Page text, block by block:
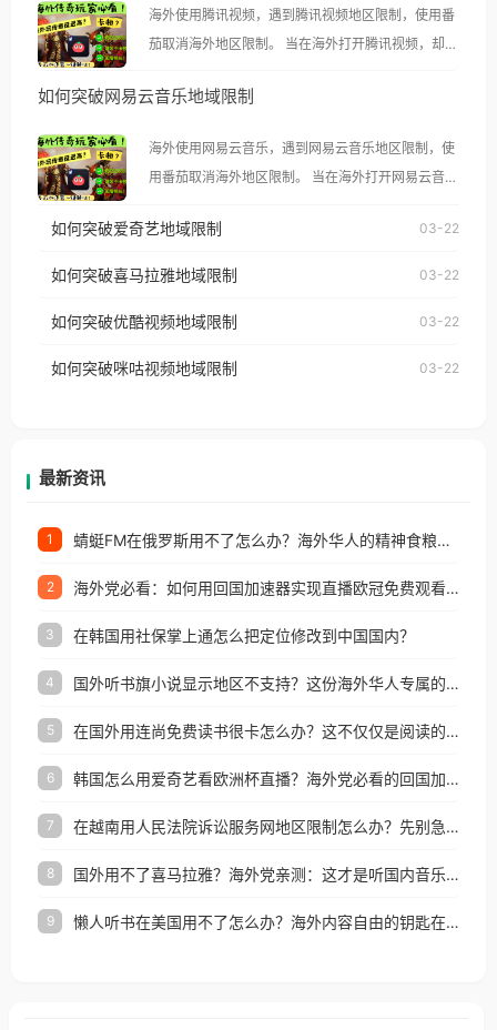
海外使用腾讯视频，遇到腾讯视频地区限制，使用番
茄取消海外地区限制。 当在海外打开腾讯视频，却突
示语。 海外用户如香港、澳门、台湾、美国、加拿
像其他音乐平台一样，出现地区及版权限制问题，且
仅能在中国大陆地区播放。 遇到这个问题的朋友们，
使用番茄回国加速器，即可解决「海外用户收听腾讯
台湾、美国、加拿大、澳大利亚、欧洲等国家和地区
权限制所困扰。
如何突破网易云音乐地域限制
海外使用网易云音乐，遇到网易云音乐地区限制，使
用番茄取消海外地区限制。 当在海外打开网易云音
播放”的提示语。 海外用户如香港、澳门、台湾、美
国、加拿大、澳大利亚、欧洲等国家和地区时，网易
制问题，且仅能在中国大陆地区播放。 遇到这个问题
户收听网易云音乐地区版权限制」的问题，无论人在
如何突破爱奇艺地域限制 03-22
如何突破喜马拉雅地域限制 03-22
如何突破优酷视频地域限制 03-22
如何突破咪咕视频地域限制 03-22
最新资讯
1 蜻蜓FM在俄罗斯用不了怎么办？海外华人的精神食粮补给方案
2 海外党必看：如何用回国加速器实现直播欧冠免费观看？附影视音乐全攻略
3 在韩国用社保掌上通怎么把定位修改到中国国内？
4 国外听书旗小说显示地区不支持？这份海外华人专属的国内内容解锁指南请收好
5 在国外用连尚免费读书很卡怎么办？这不仅仅是阅读的烦恼
6 韩国怎么用爱奇艺看欧洲杯直播？海外党必看的回国加速全攻略
7 在越南用人民法院诉讼服务网地区限制怎么办？先别急，这可能只是网络问题的冰山一角
8 国外用不了喜马拉雅？海外党亲测：这才是听国内音乐听书的正确打开方式
9 懒人听书在美国用不了怎么办？海外内容自由的钥匙在这里